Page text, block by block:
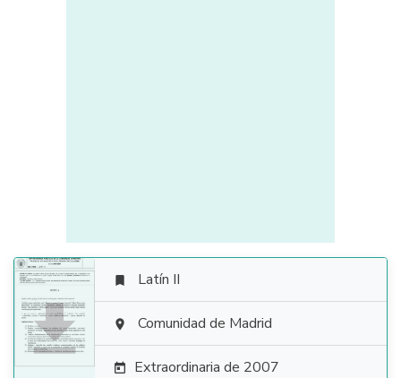

 Latín II
 Comunidad de Madrid
 Extraordinaria de 2007